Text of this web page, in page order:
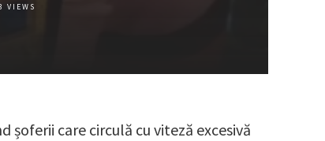
VIEWS
șoferii care circulă cu viteză excesivă